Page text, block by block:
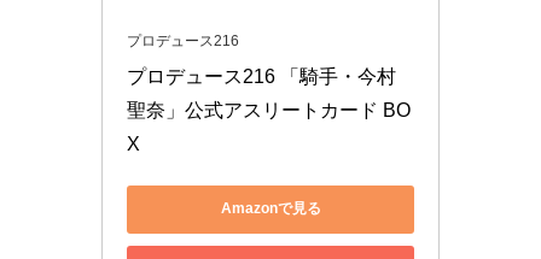
プロデュース216
プロデュース216 「騎手・今村
聖奈」公式アスリートカード BO
X
Amazonで見る